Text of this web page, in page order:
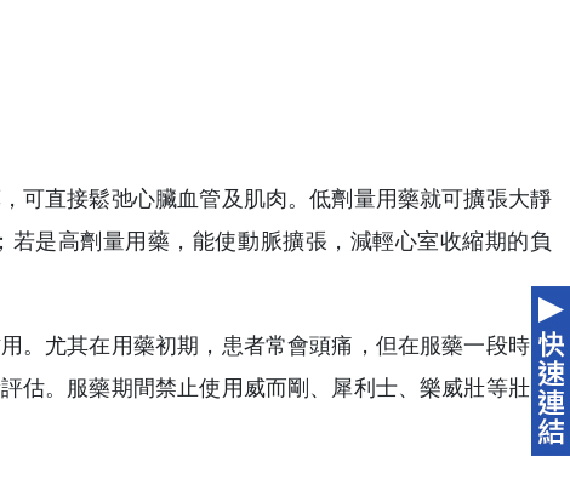
可直接鬆弛心臟血管及肌肉。低劑量用藥就可擴張大靜
是高劑量用藥，能使動脈擴張，減輕心室收縮期的負
。尤其在用藥初期，患者常會頭痛，但在服藥一段時間
估。服藥期間禁止使用威而剛、犀利士、樂威壯等壯陽